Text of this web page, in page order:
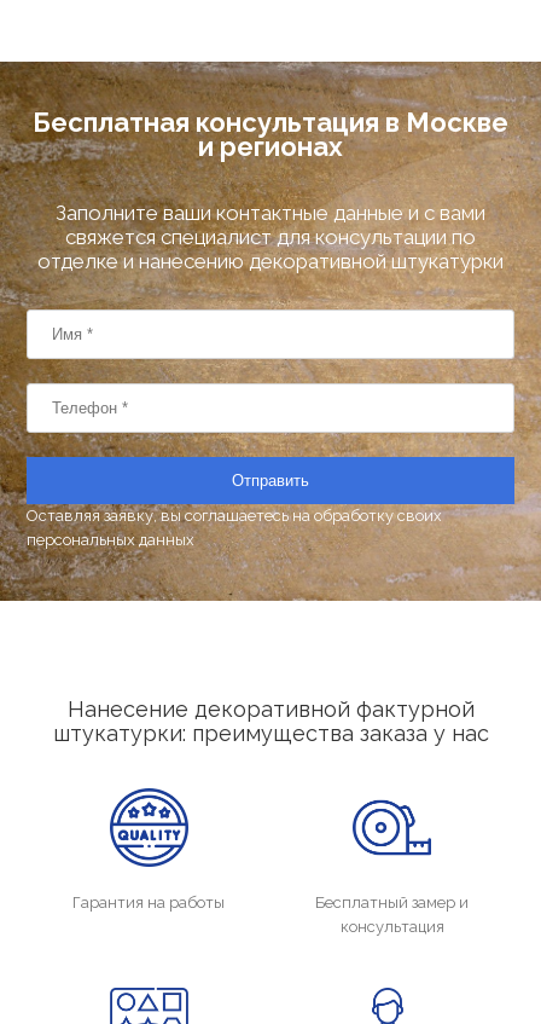
Бесплатная консультация в Москве
и регионах
Заполните ваши контактные данные и с вами
свяжется специалист для консультации по
отделке и нанесению декоративной штукатурки
Отправить
Оставляя заявку, вы соглашаетесь наобработку своих
персональных данных
Нанесение декоративной фактурной
штукатурки: преимущества заказа у нас
Гарантия на работы
Бесплатный замер и
консультация